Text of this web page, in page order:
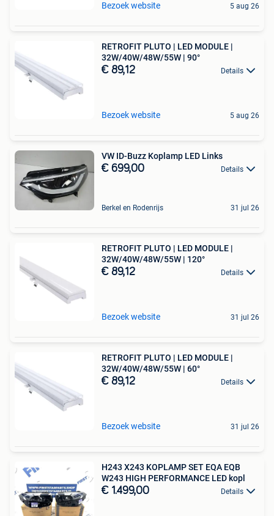
Bezoek website 5 aug 26
RETROFIT PLUTO | LED MODULE |
32W/40W/48W/55W | 90°
€ 89,12 Details
Bezoek website 5 aug 26
VW ID-Buzz Koplamp LED Links
€ 699,00 Details
Berkel en Rodenrijs 31 jul 26
RETROFIT PLUTO | LED MODULE |
32W/40W/48W/55W | 120°
€ 89,12 Details
Bezoek website 31 jul 26
RETROFIT PLUTO | LED MODULE |
32W/40W/48W/55W | 60°
€ 89,12 Details
Bezoek website 31 jul 26
H243 X243 KOPLAMP SET EQA EQB
W243 HIGH PERFORMANCE LED kopl
€ 1.499,00 Details